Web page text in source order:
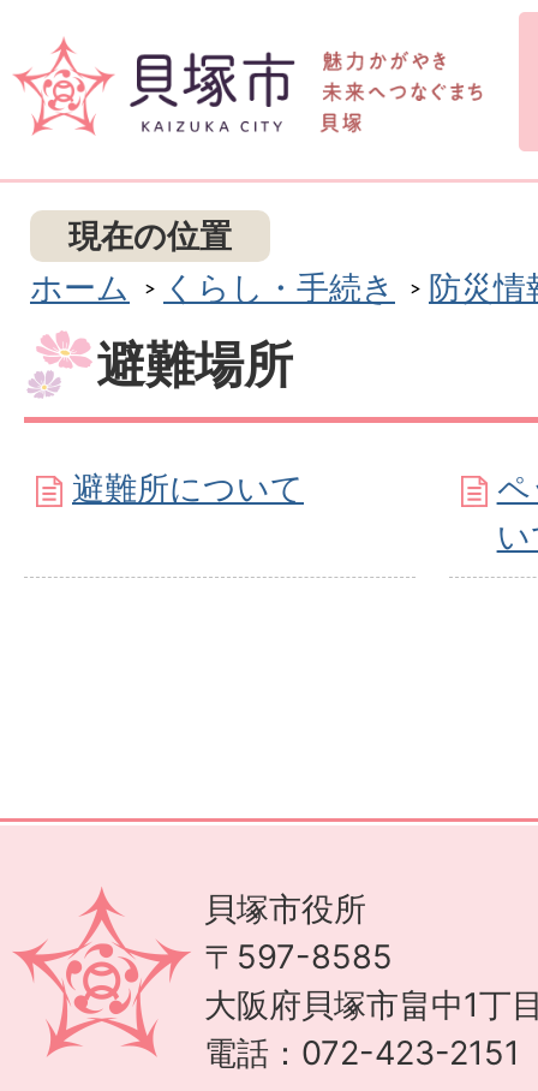
現在の位置
ホーム
くらし・手続き 防災情
避難場所
避難所について
ペ
貝塚市役所
〒597-8585
大阪府貝塚市畠中1丁
電話：072-423-2151